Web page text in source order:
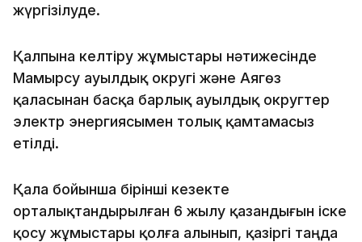
жүргізілуде.
Қалпына келтіру жұмыстары нәтижесінде
Мамырсу ауылдық округі және Аягөз
қаласынан басқа барлық ауылдық округтер
электр энергиясымен толық қамтамасыз
етілді.
Қала бойынша бірінші кезекте
орталықтандырылған 6 жылу қазандығын іске
қосу жұмыстары қолға алынып, қазіргі таңда